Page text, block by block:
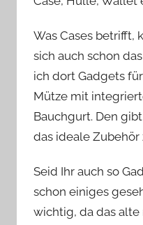
Was Cases betrifft,
sich auch schon
ich dort Gadgets
Mütze mit
Bauchgurt. Den
das ideale Zubehör
Seid Ihr auch so
schon einiges
wichtig, da das